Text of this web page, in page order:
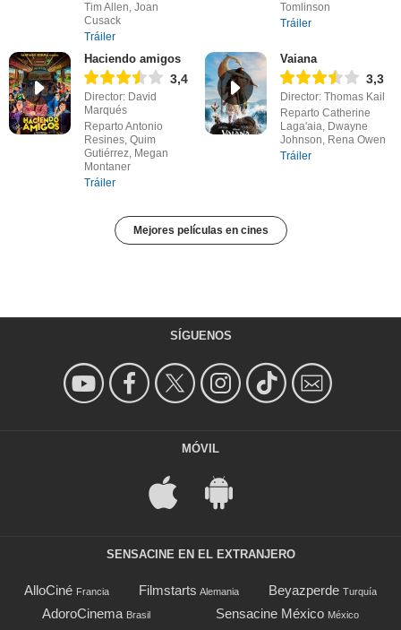
Tim Allen, Joan
Cusack
Tráiler
Tomlinson
Tráiler
Haciendo amigos
3,4
Director: David
Marqués
Reparto Antonio
Resines, Quim
Gutiérrez, Megan
Montaner
Tráiler
Vaiana
3,3
Director: Thomas Kail
Reparto Catherine
Laga'aia, Dwayne
Johnson, Rena Owen
Tráiler
Mejores películas en cines
SÍGUENOS
MÓVIL
SENSACINE EN EL EXTRANJERO
AlloCiné Francia Filmstarts Alemania Beyazperde Turquía
AdoroCinema Brasil Sensacine México México